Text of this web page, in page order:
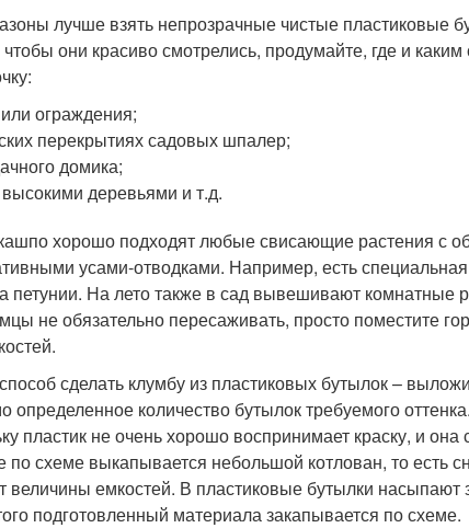
лучше взять непрозрачные чистые пластиковые
они красиво смотрелись, продумайте, где и
ограждения;
перекрытиях садовых шпалер;
домика;
деревьями и т.д.
хорошо подходят любые свисающие растения с
усами-отводками. Например, есть
петунии. На лето также в сад вывешивают комнатные
не обязательно пересаживать, просто поместите
сделать клумбу из пластиковых бутылок –
определенное количество бутылок требуемого
пластик не очень хорошо воспринимает краску, и
по схеме выкапывается небольшой котлован, то есть
величины емкостей. В пластиковые бутылки
подготовленный материала закапывается по схеме.